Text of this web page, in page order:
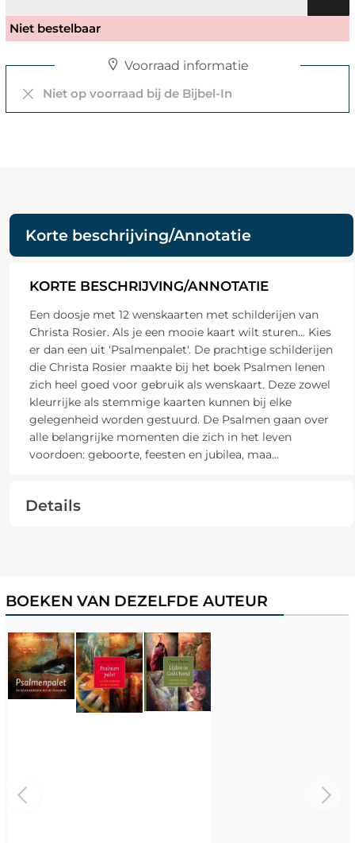
Niet bestelbaar
Voorraad informatie
Niet op voorraad bij de Bijbel-In
Korte beschrijving/Annotatie
KORTE BESCHRIJVING/ANNOTATIE
Een doosje met 12 wenskaarten met schilderijen van
Christa Rosier. Als je een mooie kaart wilt sturen... Kies
er dan een uit 'Psalmenpalet'. De prachtige schilderijen
die Christa Rosier maakte bij het boek Psalmen lenen
zich heel goed voor gebruik als wenskaart. Deze zowel
kleurrijke als stemmige kaarten kunnen bij elke
gelegenheid worden gestuurd. De Psalmen gaan over
alle belangrijke momenten die zich in het leven
voordoen: geboorte, feesten en jubilea, maa...
Details
BOEKEN VAN DEZELFDE AUTEUR